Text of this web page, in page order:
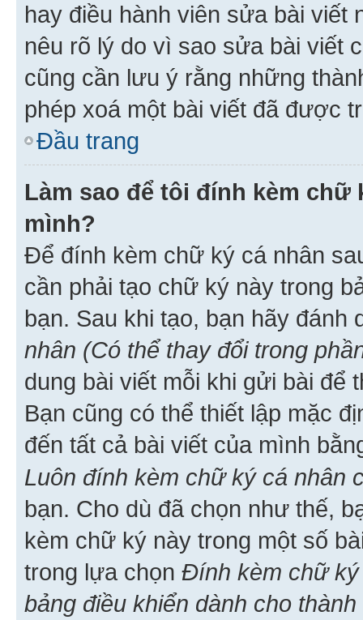
hay điều hành viên sửa bài viết
nêu rõ lý do vì sao sửa bài viết
cũng cần lưu ý rằng những
phép xoá một bài viết đã được
Đầu trang
Làm sao để tôi đính kèm chữ
mình?
Để đính kèm chữ ký cá nhân
cần phải tạo chữ ký này trong
bạn. Sau khi tạo, bạn hãy
nhân (Có thể thay đổi trong
dung bài viết mỗi khi gửi bài để
Bạn cũng có thể thiết lập mặc
đến tất cả bài viết của mình
Luôn đính kèm chữ ký cá nhân
bạn. Cho dù đã chọn như thế,
kèm chữ ký này trong một số
trong lựa chọn Đính kèm chữ
bảng điều khiển dành cho